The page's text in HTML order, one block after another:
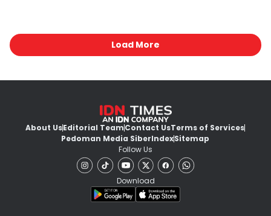
Load More
About UsEditorial TeamContact UsTerms of Services
Pedoman Media SiberIndexSitemap
Follow Us
Download